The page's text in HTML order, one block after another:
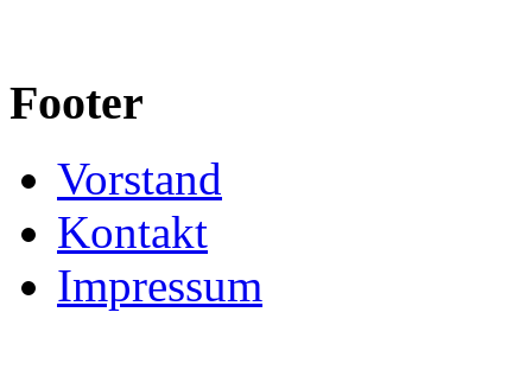
Footer
Vorstand
Kontakt
Impressum